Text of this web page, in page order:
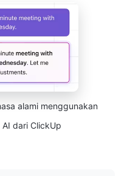
alami menggunakan
dari ClickUp